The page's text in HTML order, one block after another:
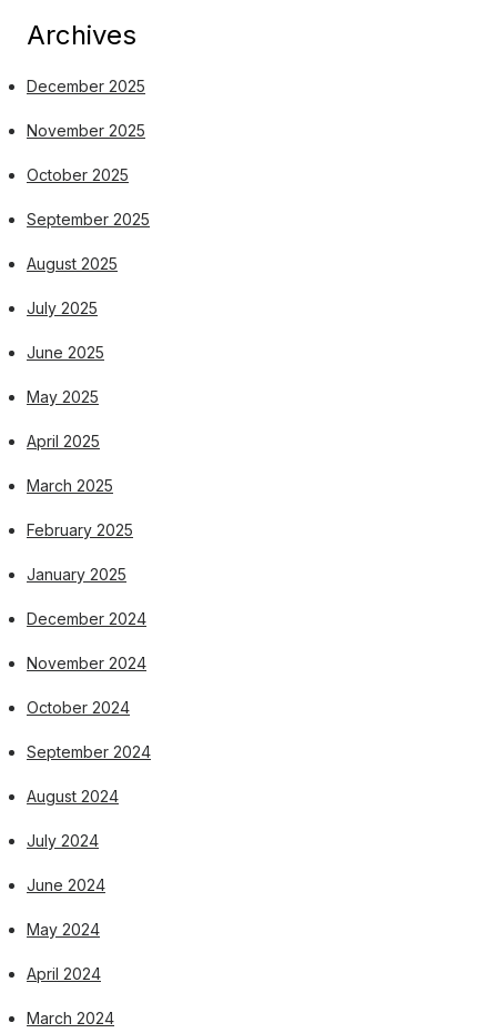
Archives
December 2025
November 2025
October 2025
September 2025
August 2025
July 2025
June 2025
May 2025
April 2025
March 2025
February 2025
January 2025
December 2024
November 2024
October 2024
September 2024
August 2024
July 2024
June 2024
May 2024
April 2024
March 2024